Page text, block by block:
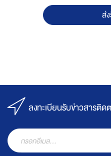
ส่
ลงทะเบียนรับข่าวสารติด